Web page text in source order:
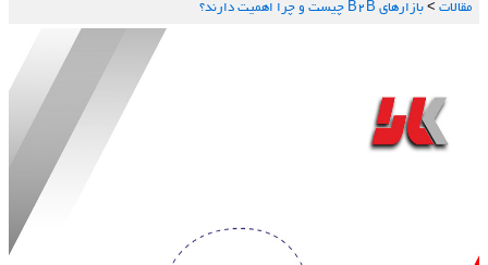
مقالات >بازارهای B2B چیست و چرا اهمیت دارند؟